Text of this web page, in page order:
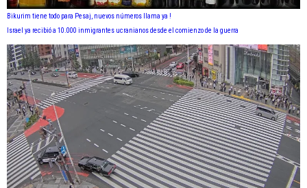
Bikurim tiene todo para Pesaj, nuevos números llama ya !
Israel ya recibió a 10.000 inmigrantes ucranianos desde el comienzo de la guerra